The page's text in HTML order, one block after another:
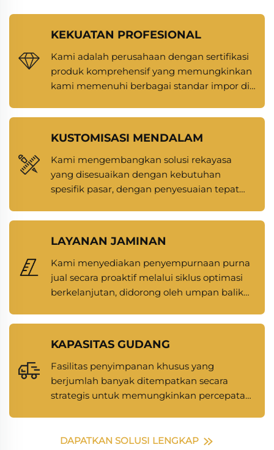
KEKUATAN PROFESIONAL
Kami adalah perusahaan dengan sertifikasi
produk komprehensif yang memungkinkan
kami memenuhi berbagai standar impor di
KUSTOMISASI MENDALAM
Kami mengembangkan solusi rekayasa
yang disesuaikan dengan kebutuhan
spesifik pasar, dengan penyesuaian tepat
tapak, berat, dan komposisi material.
LAYANAN JAMINAN
Kami menyediakan penyempurnaan purna
jual secara proaktif melalui siklus optimasi
berkelanjutan, didorong oleh umpan balik
yang terus berkembang.
KAPASITAS GUDANG
Fasilitas penyimpanan khusus yang
berjumlah banyak ditempatkan secara
strategis untuk memungkinkan percepatan
DAPATKAN SOLUSI LENGKAP